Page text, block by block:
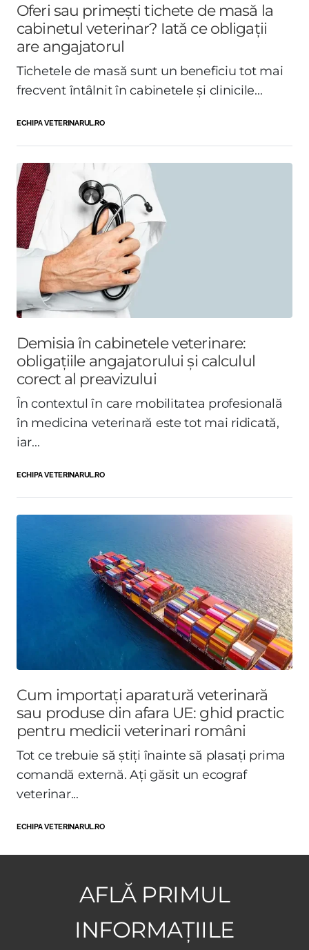
Oferi sau primești tichete de masă la
cabinetul veterinar? Iată ce obligații
are angajatorul
Tichetele de masă sunt un beneficiu tot mai
frecvent întâlnit în cabinetele și clinicile...
ECHIPA VETERINARUL.RO
Demisia în cabinetele veterinare:
obligațiile angajatorului și calculul
corect al preavizului
În contextul în care mobilitatea profesională
în medicina veterinară este tot mai ridicată,
iar...
ECHIPA VETERINARUL.RO
Cum importați aparatură veterinară
sau produse din afara UE: ghid practic
pentru medicii veterinari români
Tot ce trebuie să știți înainte să plasați prima
comandă externă. Ați găsit un ecograf
veterinar...
ECHIPA VETERINARUL.RO
AFLĂ PRIMUL
INFORMAȚIILE